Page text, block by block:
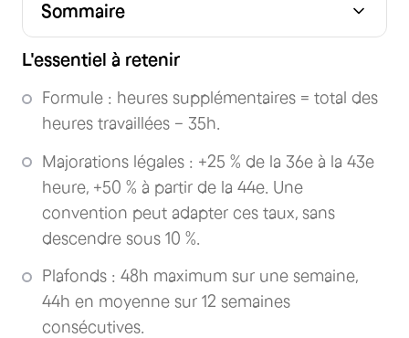
L'essentiel à retenir
Formule : heures supplémentaires = total des
heures travaillées − 35h.
Majorations légales : +25 % de la 36e à la 43e
heure, +50 % à partir de la 44e. Une
convention peut adapter ces taux, sans
descendre sous 10 %.
Plafonds : 48h maximum sur une semaine,
44h en moyenne sur 12 semaines
consécutives.
Sommaire
supplémentaires
supplémentaires
des heures supplémentaires